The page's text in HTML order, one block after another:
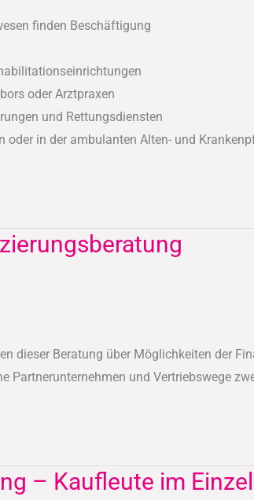
finden Beschäftigung
oder Arztpraxen
und Rettungsdiensten
oder in der ambulanten Alten- und
dieser Beratung über Möglichkeiten der
Partnerunternehmen und Vertriebswege
– Kaufleute im